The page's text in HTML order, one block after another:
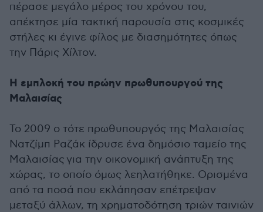
πέρασε μεγάλο μέρος του χρόνου του,
απέκτησε μία τακτική παρουσία στις κοσμικές
στήλες κι έγινε φίλος με διασημότητες όπως
την Πάρις Χίλτον.
Η εμπλοκή του πρώην πρωθυπουργού της
Μαλαισίας
Το 2009 ο τότε πρωθυπουργός της Μαλαισίας
Νατζίμπ Ραζάκ ίδρυσε ένα δημόσιο ταμείο της
Μαλαισίας για την οικονομική ανάπτυξη της
χώρας, το οποίο όμως λεηλατήθηκε. Ορισμένα
από τα ποσά που εκλάπησαν επέτρεψαν
μεταξύ άλλων, τη χρηματοδότηση τριών ταινιών